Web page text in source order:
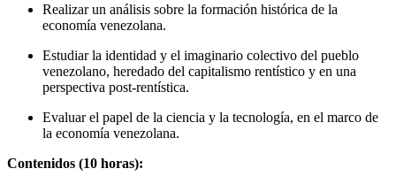
Realizar un análisis sobre la formación histórica de la
economía venezolana.
Estudiar la identidad y el imaginario colectivo del pueblo
venezolano, heredado del capitalismo rentístico y en una
perspectiva post-rentística.
Evaluar el papel de la ciencia y la tecnología, en el marco de
la economía venezolana.
Contenidos (10 horas):